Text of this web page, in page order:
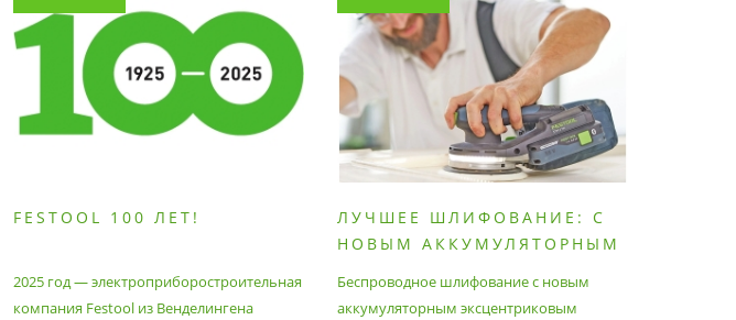
FESTOOL 100 ЛЕТ!
2025 год — электроприборостроительная
компания Festool из Венделингена
ЛУЧШЕЕ ШЛИФОВАНИЕ: С
НОВЫМ АККУМУЛЯТОРНЫМ
АППАРАТОМ ETSC2
Беспроводное шлифование с новым
аккумуляторным эксцентриковым